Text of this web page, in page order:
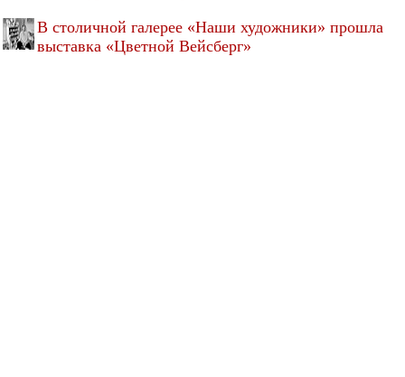
В столичной галерее «Наши художники» прошла
выставка «Цветной Вейсберг»